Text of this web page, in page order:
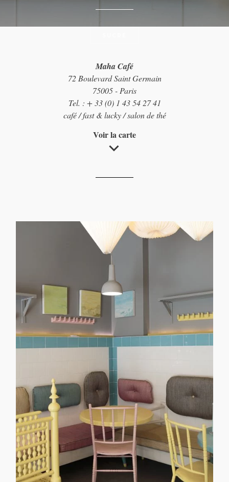
Maha Café
72 Boulevard Saint Germain
75005 - Paris
Tel. : + 33 (0) 1 43 54 27 41
café / fast & lucky / salon de thé
Voir la carte